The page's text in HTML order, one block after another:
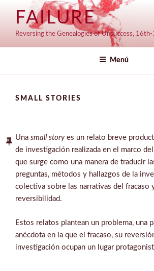
contenido
FAILURE
Reversing the Genealogies of Unsuccess,
Menú
SMALL STORIES
Una small storyes un relato breve
de investigación realizada en el marco
que surge como una manera de traducir
preguntas, métodos y hallazgos de la
colectiva sobre las narrativas del fracaso
reversibilidad.
Estos relatos plantean un problema, una
anécdota en la que el fracaso, su
investigación ocupan un lugar